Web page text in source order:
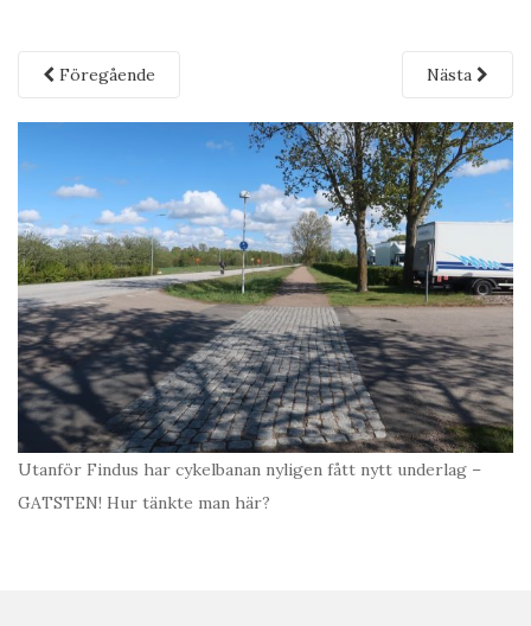
Föregående Nästa
Utanför Findus har cykelbanan nyligen fått nytt underlag –
GATSTEN! Hur tänkte man här?